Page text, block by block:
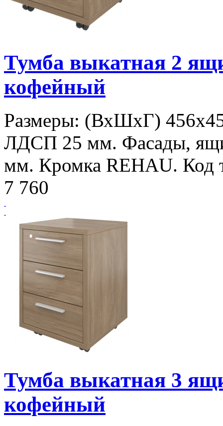
Тумба выкатная 2
кофейный
Размеры: (ВхШхГ)
ЛДСП 25 мм. Фасады,
мм. Кромка REHAU. Код
7 760
Тумба выкатная 3
кофейный